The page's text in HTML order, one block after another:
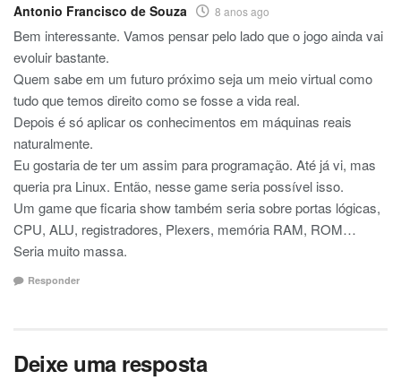
Antonio Francisco de Souza 8 anos ago
Bem interessante. Vamos pensar pelo lado que o jogo ainda vai
evoluir bastante.
Quem sabe em um futuro próximo seja um meio virtual como
tudo que temos direito como se fosse a vida real.
Depois é só aplicar os conhecimentos em máquinas reais
naturalmente.
Eu gostaria de ter um assim para programação. Até já vi, mas
queria pra Linux. Então, nesse game seria possível isso.
Um game que ficaria show também seria sobre portas lógicas,
CPU, ALU, registradores, Plexers, memória RAM, ROM…
Seria muito massa.
Responder
Deixe uma resposta